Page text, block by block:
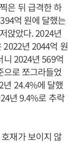
은 뒤 급격한 하
억 원에 달했는
앉았다. 2024년
2022년 2044억 원
니 2024년 569억
로 쪼그라들었
년 24.4%에 달했
년 9.4%로 추락
재가 보이지 않